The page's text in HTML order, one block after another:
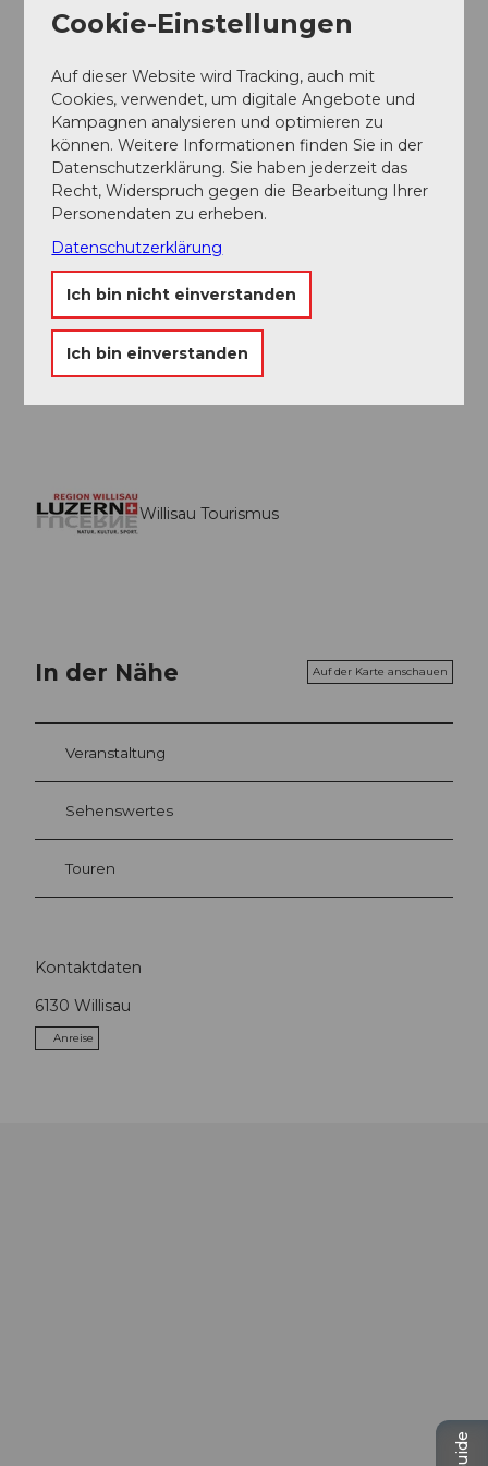
Parken
Öffentliche Verkehrsmittel
Mit dem Zug nach Willisau
Autor:in
Willisau Tourismus
Organisation
Willisau Tourismus
Unser Tipp
Willisau Tourismus
In der Nähe Auf der Karte anschauen
Veranstaltung
Sehenswertes
Touren
Kontaktdaten
6130 Willisau
Anreise
Cookie-Einstellungen
Auf dieser Website wird Tracking, auch mit
Cookies, verwendet, um digitale Angebote und
Kampagnen analysieren und optimieren zu
können. Weitere Informationen finden Sie in der
Datenschutzerklärung. Sie haben jederzeit das
Recht, Widerspruch gegen die Bearbeitung Ihrer
Personendaten zu erheben.
Datenschutzerklärung
Ich bin nicht einverstanden
Ich bin einverstanden